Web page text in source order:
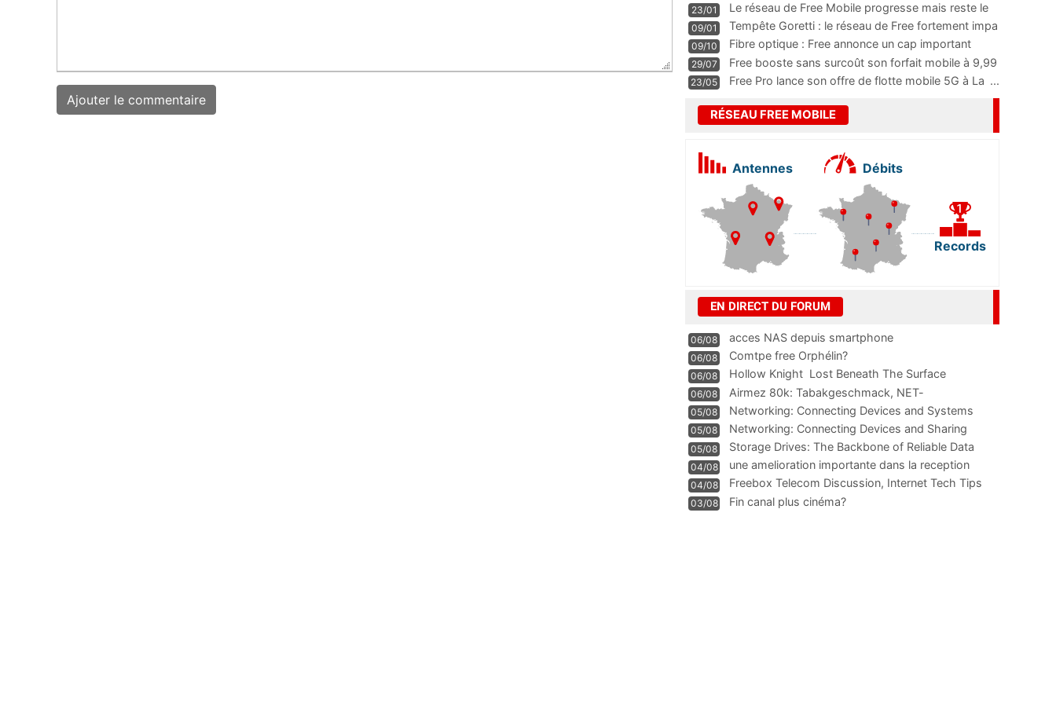
23/01
Le réseau de Free Mobile progresse mais reste le
m
...
09/01
Tempête Goretti : le réseau de Free fortement impa
09/10
Fibre optique : Free annonce un cap important
pass
...
29/07
Free booste sans surcoût son forfait mobile à 9,99
23/05 Free Pro lance son offre de flotte mobile 5G à La ...
RÉSEAU FREE MOBILE
Antennes Débits
Records
EN DIRECT DU FORUM
06/08 acces NAS depuis smartphone
06/08 Comtpe free Orphélin?
06/08 Hollow Knight  Lost Beneath The Surface
06/08
Airmez 80k: Tabakgeschmack, NET-
Technologie und Leistung im
05/08 Networking: Connecting Devices and Systems
05/08
Networking: Connecting Devices and Sharing
Information
05/08
Storage Drives: The Backbone of Reliable Data
Management
04/08
une amelioration importante dans la reception
WIFI
04/08
Freebox Telecom Discussion, Internet Tech Tips
Communi
03/08 Fin canal plus cinéma?